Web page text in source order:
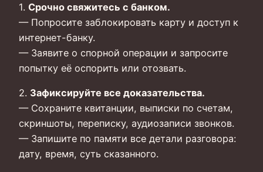
1. Срочно свяжитесь с банком.
— Попросите заблокировать карту и доступ к
интернет-банку.
— Заявите о спорной операции и запросите
попытку её оспорить или отозвать.
2. Зафиксируйте все доказательства.
— Сохраните квитанции, выписки по счетам,
скриншоты, переписку, аудиозаписи звонков.
— Запишите по памяти все детали разговора:
дату, время, суть сказанного.